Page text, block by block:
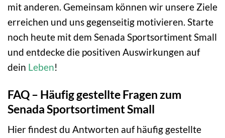
mit anderen. Gemeinsam können wir unsere Ziele
erreichen und uns gegenseitig motivieren. Starte
noch heute mit dem Senada Sportsortiment Small
und entdecke die positiven Auswirkungen auf
dein Leben!
FAQ – Häufig gestellte Fragen zum
Senada Sportsortiment Small
Hier findest du Antworten auf häufig gestellte